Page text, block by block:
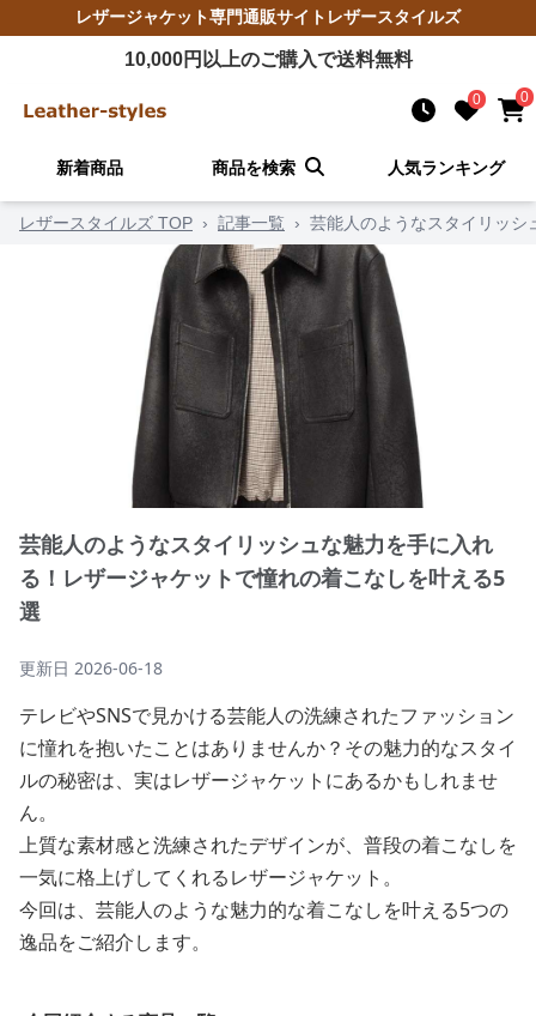
レザージャケット専門通販サイト レザースタイルズ
10,000円以上のご購入で送料無料
0 0
新着商品 商品を検索 人気ランキング
レザースタイルズ TOP › 記事一覧 › 芸能人のようなスタイリッシ
芸能人のようなスタイリッシュな魅力を手に入れ
る！レザージャケットで憧れの着こなしを叶える5
選
更新日 2026-06-18
テレビやSNSで見かける芸能人の洗練されたファッション
に憧れを抱いたことはありませんか？その魅力的なスタイ
ルの秘密は、実はレザージャケットにあるかもしれませ
ん。
上質な素材感と洗練されたデザインが、普段の着こなしを
一気に格上げしてくれるレザージャケット。
今回は、芸能人のような魅力的な着こなしを叶える5つの
逸品をご紹介します。